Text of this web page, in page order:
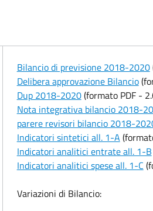
Bilancio di previsione 2018-2020
Delibera approvazione Bilancio
Dup 2018-2020(formato PDF -
Nota integrativa bilancio 2018-
parere revisori bilancio 2018-
Indicatori sintetici all. 1-A
Indicatori analitici entrate all. 1-B
Indicatori analitici spese all. 1-C
Variazioni di Bilancio: